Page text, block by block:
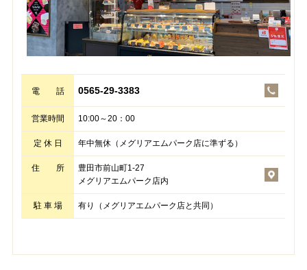
電 話 0565-29-3383
営業時間 10:00～20：00
定 休 日 年中無休（メグリアエムパーク店に準ずる）
住 所
豊田市前山町1-27
メグリアエムパーク店内
駐 車 場 有り（メグリアエムパーク店と共同）